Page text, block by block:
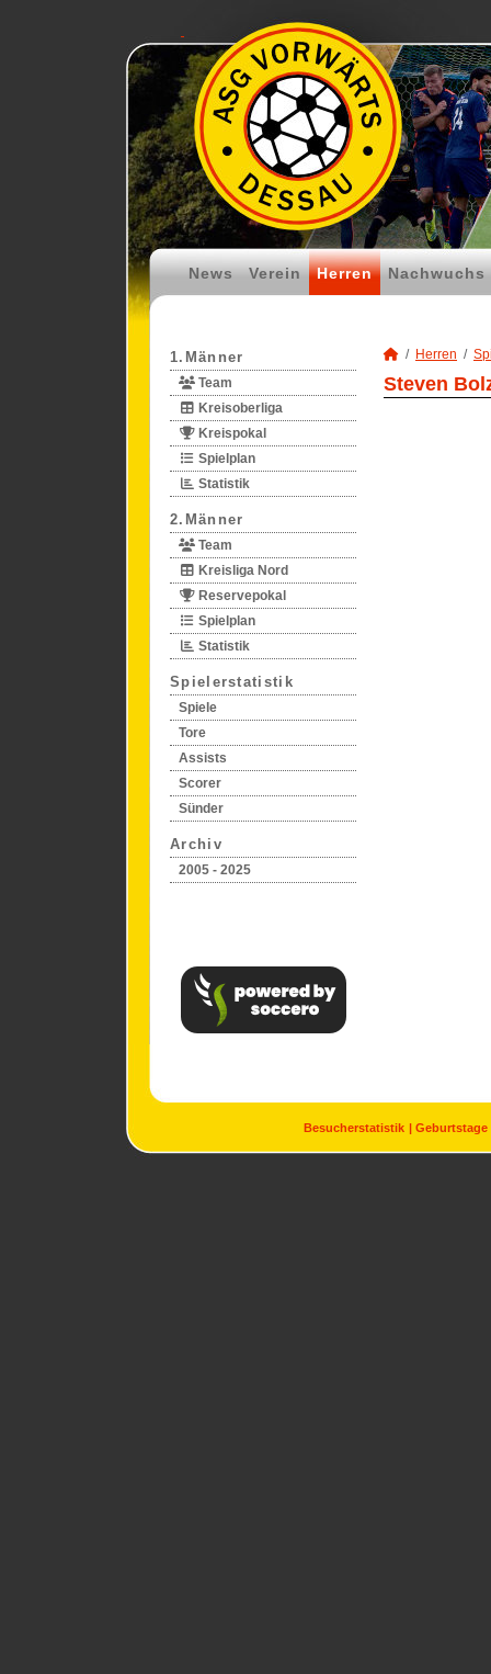
News Verein Herren Nachwuchs
1.Männer
Team
Kreisoberliga
Kreispokal
Spielplan
Statistik
2.Männer
Team
Kreisliga Nord
Reservepokal
Spielplan
Statistik
Spielerstatistik
Spiele
Tore
Assists
Scorer
Sünder
Archiv
2005 - 2025
Herren
Steven
Besucherstatistik Geburtstage